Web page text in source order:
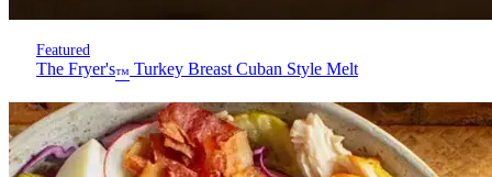
Featured
The Fryer's™ Turkey Breast Cuban Style Melt